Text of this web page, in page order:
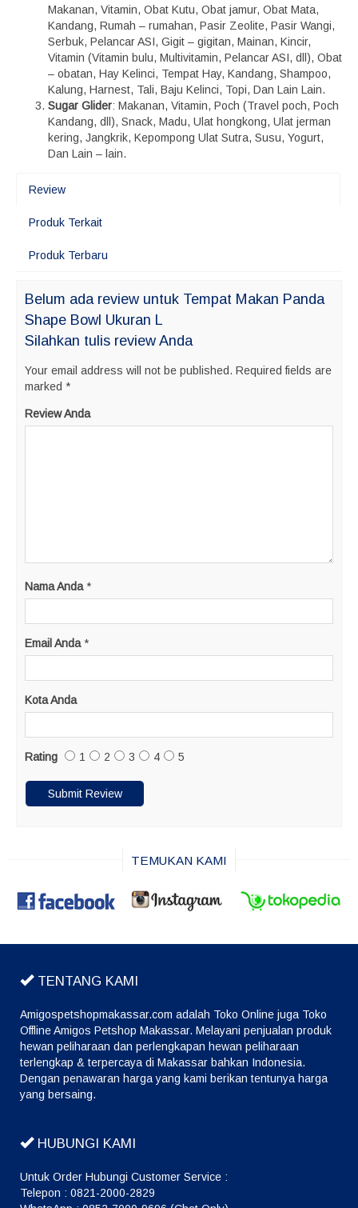
Makanan, Vitamin, Obat Kutu, Obat jamur, Obat Mata,
Kandang, Rumah – rumahan, Pasir Zeolite, Pasir Wangi,
Serbuk, Pelancar ASI, Gigit – gigitan, Mainan, Kincir,
Vitamin (Vitamin bulu, Multivitamin, Pelancar ASI, dll), Obat
– obatan, Hay Kelinci, Tempat Hay, Kandang, Shampoo,
Kalung, Harnest, Tali, Baju Kelinci, Topi, Dan Lain Lain.
Sugar Glider: Makanan, Vitamin, Poch (Travel poch, Poch
Kandang, dll), Snack, Madu, Ulat hongkong, Ulat jerman
kering, Jangkrik, Kepompong Ulat Sutra, Susu, Yogurt,
Dan Lain – lain.
Review
Produk Terkait
Produk Terbaru
Belum ada review untuk Tempat Makan Panda
Shape Bowl Ukuran L
Silahkan tulis review Anda
Your email address will not be published. Required fields are
marked *
Review Anda
Nama Anda *
Email Anda *
Kota Anda
Rating 1 2 3 4 5
TEMUKAN KAMI
TENTANG KAMI
Amigospetshopmakassar.com adalah Toko Online juga Toko
Offline Amigos Petshop Makassar. Melayani penjualan produk
hewan peliharaan dan perlengkapan hewan peliharaan
terlengkap & terpercaya di Makassar bahkan Indonesia.
Dengan penawaran harga yang kami berikan tentunya harga
yang bersaing.
HUBUNGI KAMI
Untuk Order Hubungi Customer Service :
Telepon : 0821-2000-2829